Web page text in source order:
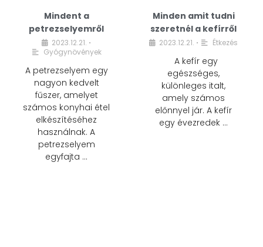
Mindent a
petrezselyemről
2023.12.21. •
Gyógynövények
A petrezselyem egy
nagyon kedvelt
fűszer, amelyet
számos konyhai étel
elkészítéséhez
használnak. A
petrezselyem
egyfajta …
Minden amit tudni
szeretnél a kefírről
2023.12.21. • Étkezés
A kefír egy
egészséges,
különleges italt,
amely számos
előnnyel jár. A kefír
egy évezredek …